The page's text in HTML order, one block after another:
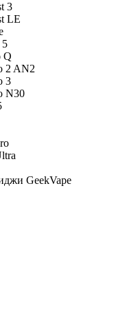
3
LE
5
Q
2 AN2
3
N30
GeekVape